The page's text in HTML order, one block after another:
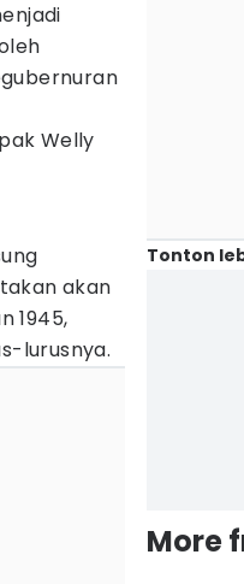
Welly
akan
1945,
lurusnya.
Tonton
More